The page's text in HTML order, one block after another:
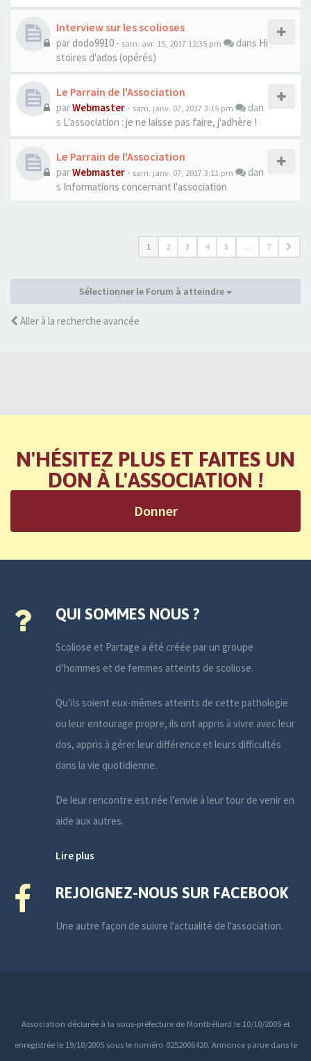
Interview sur les scolioses
par dodo9910 - sam. avr. 15, 2017 12:35 pm dans Hi
stoires d'ados (opérés)
Le Parrain de l'Association
parWebmaster - sam. janv. 07, 2017 3:15 pm
dan
s L'association : je ne laisse pas faire, j'adhère !
Le Parrain de l'Association
parWebmaster - sam. janv. 07, 2017 3:11 pm
dan
s Informations concernant l'association
1 2 3 4 5 … 7
Sélectionner le Forum à atteindre
Aller à la recherche avancée
N'HÉSITEZ PLUS ET FAITES UN
DON À L'ASSOCIATION !
Donner
QUI SOMMES NOUS ?
Scoliose et Partage a été créée par un groupe
d’hommes et de femmes atteints de scoliose.
Qu’ils soient eux-mêmes atteints de cette pathologie
ou leur entourage propre, ils ont appris à vivre avec leur
dos, appris à gérer leur différence et leurs difficultés
dans la vie quotidienne.
De leur rencontre est née l’envie à leur tour de venir en
aide aux autres.
Lire plus
REJOIGNEZ-NOUS SUR FACEBOOK
Une autre façon de suivre l'actualité de l'association.
Association déclarée à la sous-préfecture de Montbéliard le 10/10/2005 et
enregistrée le 19/10/2005 sous le numéro 0252006420. Annonce parue dans le